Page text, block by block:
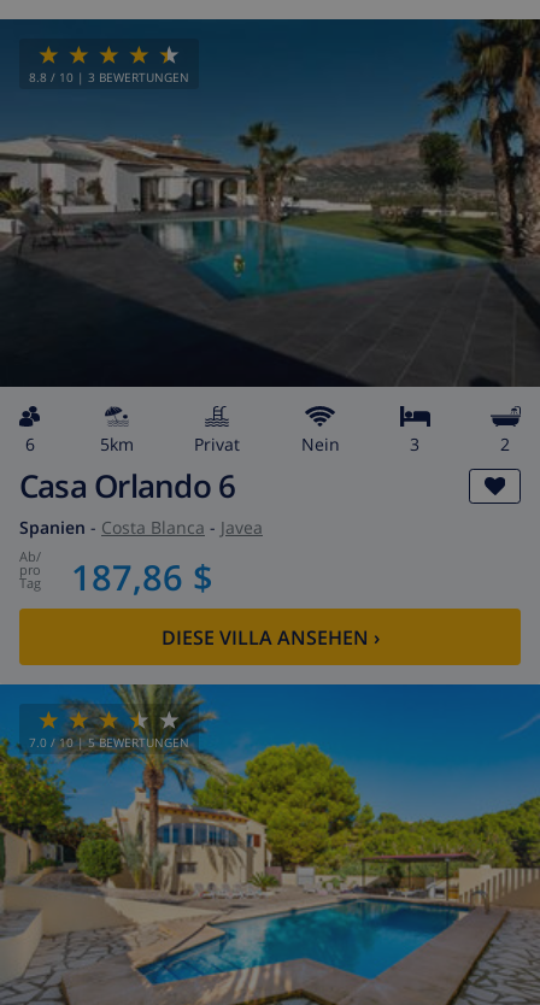
8.8 / 10 | 3 BEWERTUNGEN
6 5km Privat Nein 3 2
Casa Orlando 6
Spanien - Costa Blanca - Javea
ab/
pro
Tag 187,86 $
DIESE VILLA ANSEHEN ›
7.0 / 10 |5 BEWERTUNGEN